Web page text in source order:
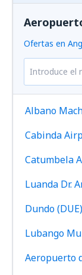
Ofertas en
Albano
Cabinda
Catumbela
Luanda Dr.
Dundo (DUE)
Lubango
Aeropuerto